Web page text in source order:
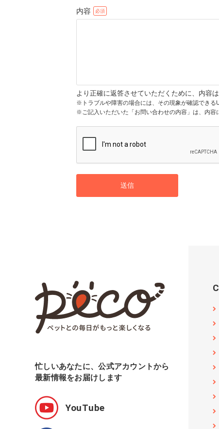
内容
より正確に返答させていただくために、内容
※トラブルや障害の場合には、その現象が確認できる
※ご記入いただいた「お問い合わせの内容」は、内容
送信
忙しいあなたに、公式アカウントから
最新情報をお届けします
YouTube